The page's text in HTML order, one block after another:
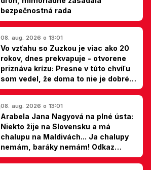
bezpečnostná rada
08. aug. 2026 o 13:01
Vo vzťahu so Zuzkou je viac ako 20
rokov, dnes prekvapuje - otvorene
priznáva krízu: Presne v túto chvíľu
som vedel, že doma to nie je dobré,
hovorí Milan Ondrík
08. aug. 2026 o 13:01
Arabela Jana Nagyová na plné ústa:
Niekto žije na Slovensku a má
chalupu na Maldivách... Ja chalupy
nemám, baráky nemám! Odkaz
Slovákom